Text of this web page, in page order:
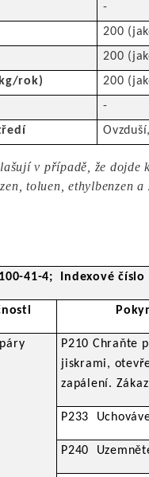
-
200
200
rok)
200
-
v případě, že dojde
toluen, ethylbenzen a
100-41-4; Indexové
P210 Chraňte
jiskrami,
zapálení.
P233
P240